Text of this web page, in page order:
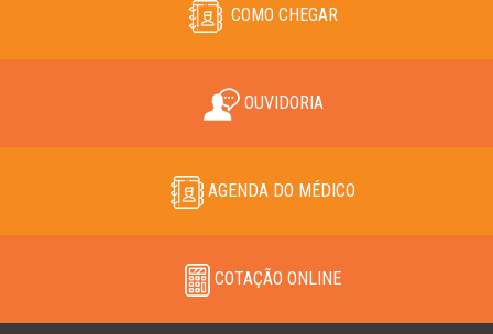
COMO CHEGAR
OUVIDORIA
AGENDA DO MÉDICO
COTAÇÃO ONLINE